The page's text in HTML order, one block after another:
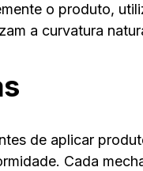
o produto,
a curvatura
de aplicar
Cada